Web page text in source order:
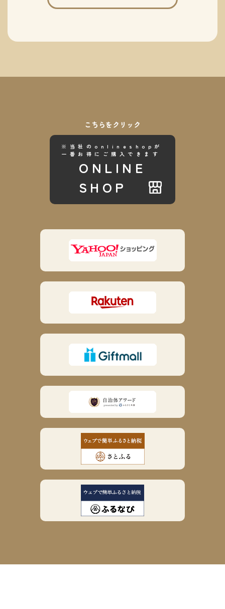
こちらをクリック
※当社のonlineshopが
一番お得にご購入できます
ONLINE
SHOP